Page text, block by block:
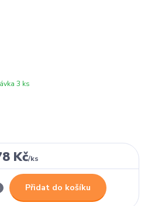
3 ks
Kč/ks
Přidat do košíku